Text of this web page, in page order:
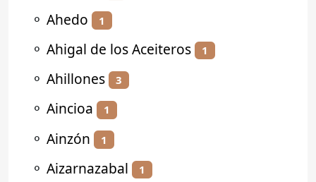
⚬ Ahedo 1
⚬ Ahigal de los Aceiteros 1
⚬ Ahillones 3
⚬ Aincioa 1
⚬ Ainzón 1
⚬ Aizarnazabal 1